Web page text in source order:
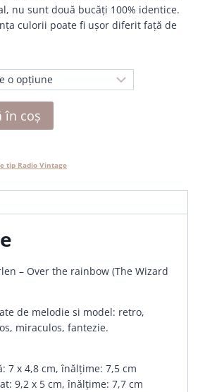
nu sunt două bucăți 100% identice.
culorii poate fi ușor diferit față de
în coș
tip Radio Vintage
– Over the rainbow (The Wizard
de melodie si model: retro,
miraculos, fantezie.
7 x 4,8 cm, înălțime: 7,5 cm
9,2 x 5 cm, înălțime: 7,7 cm